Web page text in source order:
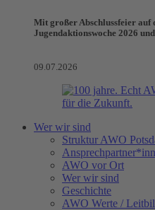
Mit großer Abschlussfeier auf
Jugendaktionswoche 2026
09.07.2026
Wer wir sind
Struktur AWO
AWO vor Ort
Wer wir sind
Geschichte
AWO Werte /